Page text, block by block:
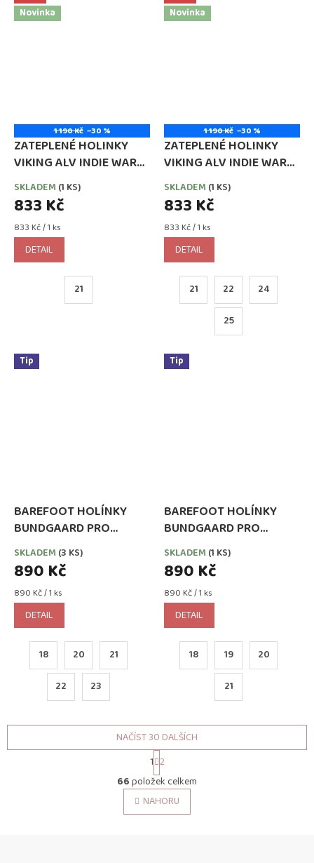
Novinka
1 190 Kč –30 %
ZATEPLENÉ HOLINKY
VIKING ALV INDIE WARM
MOOMIN PEACH
SKLADEM (1 KS)
833 Kč
Měrná
cena:
833 Kč / 1 ks
DETAIL
21
Novinka
1 190 Kč –30 %
ZATEPLENÉ HOLINKY
VIKING ALV INDIE WARM
NAVY
SKLADEM (1 KS)
833 Kč
Měrná
cena:
833 Kč / 1 ks
DETAIL
21 22 24
25
Tip
BAREFOOT HOLÍNKY
BUNDGAARD PRO
NEJMENŠÍ COVER DARK
ROSE
SKLADEM (3 KS)
890 Kč
Měrná
cena:
890 Kč / 1 ks
DETAIL
18 20 21
22 23
Tip
BAREFOOT HOLÍNKY
BUNDGAARD PRO
NEJMENŠÍ COVER DINO
SKLADEM (1 KS)
890 Kč
Měrná
cena:
890 Kč / 1 ks
DETAIL
18 19 20
21
O
v
l
á
NAČÍST 30 DALŠÍCH
S
t
r
á
n
k
1 2
66položek celkem
NAHORU